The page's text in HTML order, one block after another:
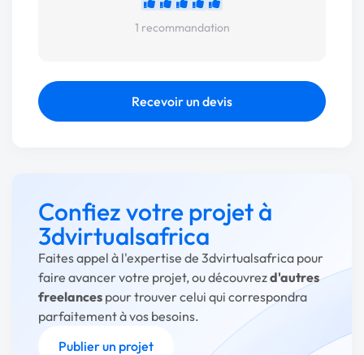
1 recommandation
Recevoir un devis
Confiez votre projet à
3dvirtualsafrica
Faites appel à l'expertise de 3dvirtualsafrica pour
faire avancer votre projet, ou découvrezd'autres
freelances pour trouver celui qui correspondra
parfaitement à vos besoins.
Publier un projet